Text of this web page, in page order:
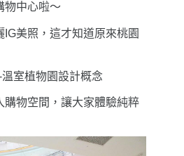
物中心啦〜
美照，這才知道原來桃園
室植物園設計概念
購物空間，讓大家體驗純粹